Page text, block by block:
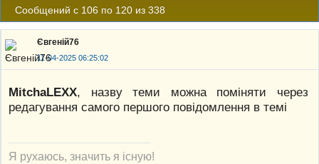
Сообщений с 106 по 120 из 338
Євгеній76
11-04-2025 06:25:02
MitchaLEXX, назву теми можна поміняти через
редагування самого першого повідомлення в темі
Я рухаюсь, значить я існую!